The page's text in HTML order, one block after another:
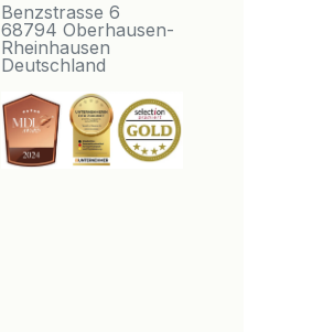
Benzstrasse 6
68794 Oberhausen-
Rheinhausen
Deutschland